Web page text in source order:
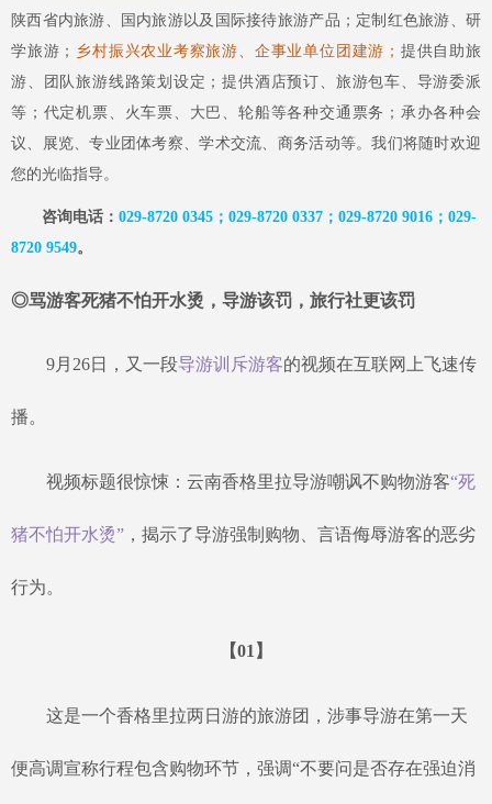
陕西省内旅游、国内旅游以及国际接待旅游产品 ；定制红色旅游、研
学旅游； 乡村振兴农业考察旅游、企事业单位团建游； 提供自助旅
游、团队旅游线路策划设定 ； 提供酒店预订、旅游包车、导游委派
等 ；代定机票、火车票、大巴、轮船等各种交通票务 ； 承办各种会
议、展览、专业团体考察、学术交流、商务活动等。我们将随时欢迎
您的光临指导。
咨询电话： 029-8720 0345；029-8720 0337；029-8720 9016；029-
8720 9549。
◎骂游客死猪不怕开水烫，导游该罚，旅行社更该罚
9月26日，又一段导游训斥游客的视频在互联网上飞速传
播。
视频标题很惊悚：云南香格里拉导游嘲讽不购物游客“死
猪不怕开水烫” ，揭示了导游强制购物、言语侮辱游客的恶劣
行为。
【01 】
这是一个香格里拉两日游的旅游团，涉事导游在第一天
便高调宣称行程包含购物环节，强调“不要问是否存在强迫消